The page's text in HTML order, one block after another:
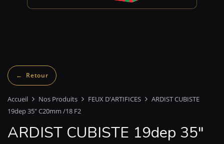
Accueil Nos Produits FEUX D'ARTIFICES
ARDIST CUBISTE
19dep 35″ C20mm /18 F2
ARDIST CUBISTE 19dep 35″